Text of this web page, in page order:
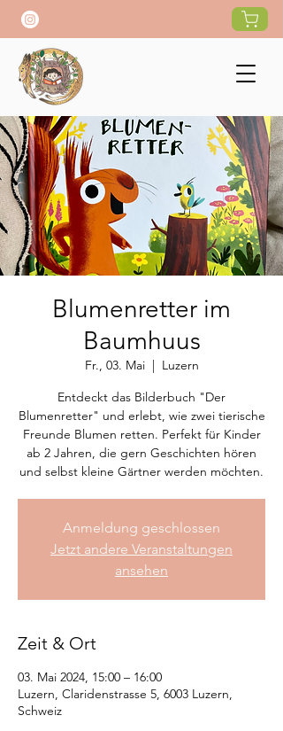
Blumenretter im
Baumhuus
Fr., 03. Mai
  |
Luzern
Entdeckt das Bilderbuch "Der
Blumenretter" und erlebt, wie zwei tierische
Freunde Blumen retten. Perfekt für Kinder
ab 2 Jahren, die gern Geschichten hören
und selbst kleine Gärtner werden möchten.
Anmeldung geschlossen
Jetzt andere Veranstaltungen
ansehen
Zeit & Ort
03. Mai 2024, 15:00 – 16:00
Luzern, Claridenstrasse 5, 6003 Luzern,
Schweiz